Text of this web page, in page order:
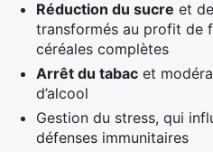
Réduction du sucre et
transformés au profit de
céréales complètes
Arrêt du tabac et
d’alcool
Gestion du stress, qui
défenses immunitaires